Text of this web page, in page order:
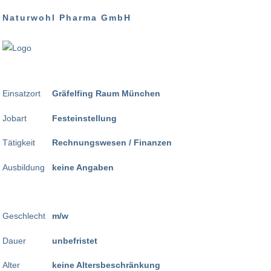
Naturwohl Pharma GmbH
Einsatzort
Jobart
Tätigkeit
Ausbildung
Geschlecht
Dauer
Alter
Gräfelfing Raum München
Festeinstellung
Rechnungswesen / Finanzen
keine Angaben
m/w
unbefristet
keine Altersbeschränkung